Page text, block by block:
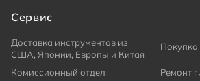
Сервис
Доставка инструментов из
США, Японии, Европы и Китая
Покупка
Комиссионный отдел
Ремонт